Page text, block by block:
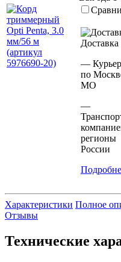
Доставка
—
по
МО
—
регионы
России
Характеристики Полное
Отзывы
Технические